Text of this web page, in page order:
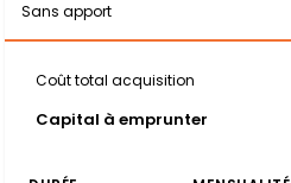
Sans apport
Coût total acquisition
Capital à emprunter